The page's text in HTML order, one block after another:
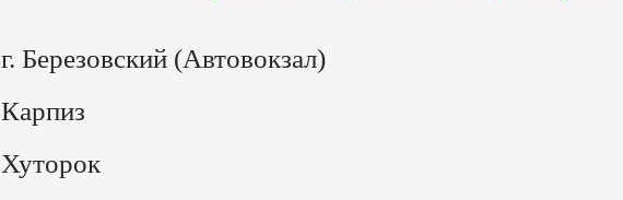
г. Березовский (Автовокзал)
Карпиз
Хуторок